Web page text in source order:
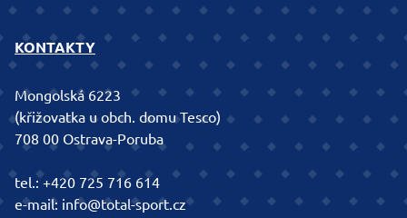
KONTAKTY
Mongolská 6223
(křižovatka u obch. domu Tesco)
708 00 Ostrava-Poruba
tel.:+420 725 716 614
e-mail: info@total-sport.cz